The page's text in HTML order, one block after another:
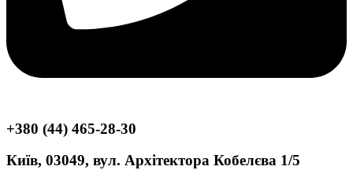
+380 (44) 465-28-30
Київ, 03049, вул. Архітектора Кобелєва 1/5